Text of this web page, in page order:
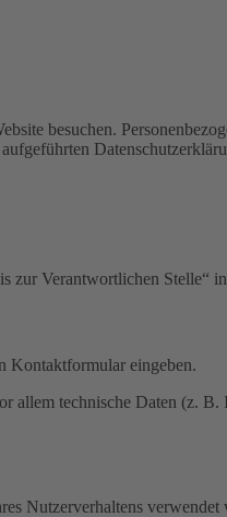
besuchen.
Verantwortlichen Stelle“
Kontaktformular eingeben.
allem technische Daten (z. B.
Nutzerverhaltens verwendet